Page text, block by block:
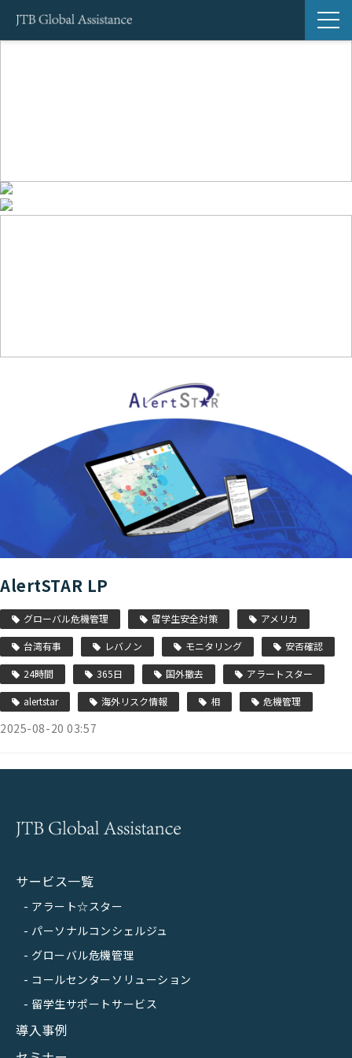
セミナー
AlertSTAR LP
グローバル危機管理 留学生安全対策 アメリカ
台湾有事 レバノン モニタリング 安否確認
24時間 365日 国外撤去 アラートスター
alertstar 海外リスク情報 相 危機管理
2025-08-20 03:57
サービス一覧
アラート☆スター
パーソナルコンシェルジュ
グローバル危機管理
コールセンターソリューション
留学生サポートサービス
導入事例